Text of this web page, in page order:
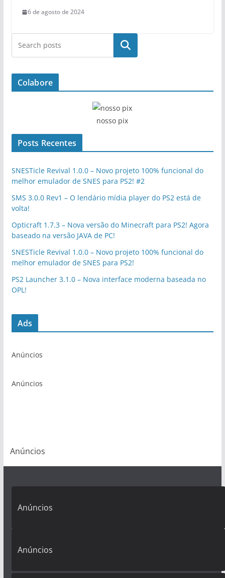
6 de agosto de 2024
Pesquisar
Colabore
nosso pix
Posts Recentes
SNESTicle Revival 1.0.0 – Novo projeto 100% funcional do
melhor emulador de SNES para PS2! #2
SMS 3.0.0 Rev1 – O lendário mídia player do PS2 está de
volta!
Opticraft 1.7.3 – Nova versão do Minecraft para PS2! Agora
baseado na versão JAVA de PC!
SNESTicle Revival 1.0.0 – Novo projeto 100% funcional do
melhor emulador de SNES para PS2!
PS2 Launcher 3.1.0 – Nova interface moderna baseada no
OPL!
Ads
Anúncios
Anúncios
Anúncios
Anúncios
Anúncios